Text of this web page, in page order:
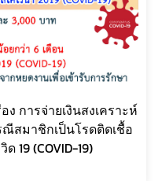
การจ่ายเงินสงเคราะห์
สมาชิกเป็นโรดติดเชื้อ
19 (COVID-19)